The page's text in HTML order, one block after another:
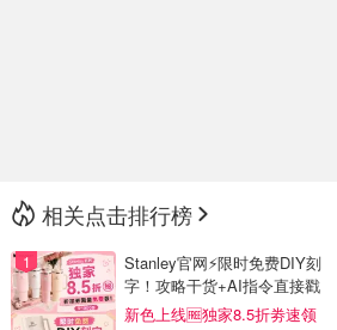
相关点击排行榜
Stanley官网⚡️限时免费DIY刻
字！攻略干货+AI指令直接戳
新色上线🆓独家8.5折劵速领